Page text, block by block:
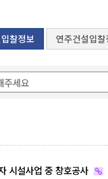
찰정보 연주건설입
시설사업 중 창호공사